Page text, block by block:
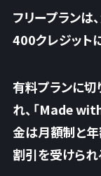
フリープランは
400クレジット
有料プランに切
れ、「Made
金は月額制と年
割引を受けられ